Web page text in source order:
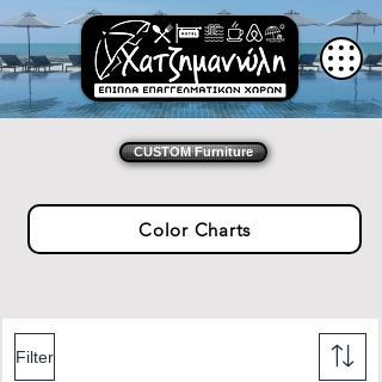
CUSTOM Furniture
Color Charts
Filter